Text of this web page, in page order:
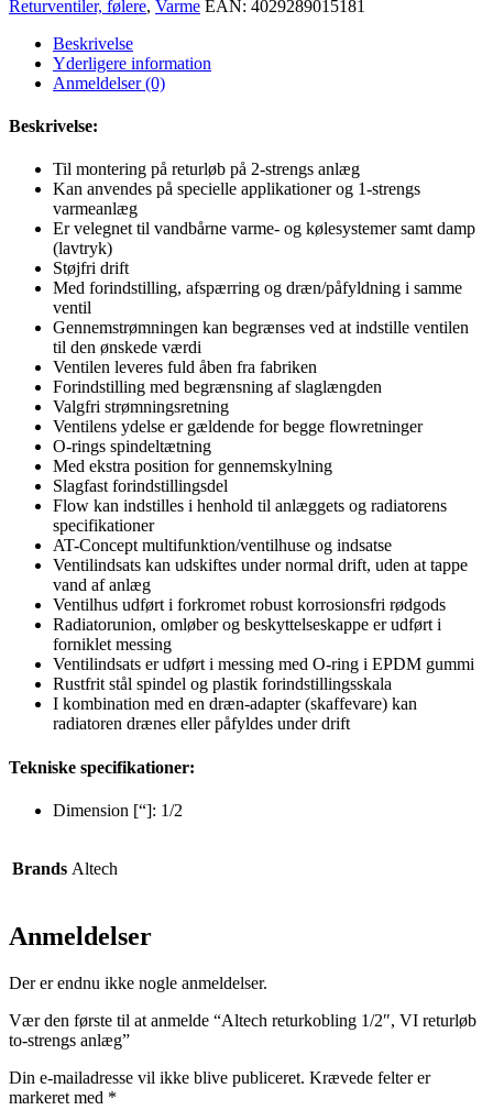
Returventiler, følere, Varme EAN: 4029289015181
Beskrivelse
Yderligere information
Anmeldelser (0)
Beskrivelse:
Til montering på returløb på 2-strengs anlæg
Kan anvendes på specielle applikationer og 1-strengs
varmeanlæg
Er velegnet til vandbårne varme- og kølesystemer samt damp
(lavtryk)
Støjfri drift
Med forindstilling, afspærring og dræn/påfyldning i samme
ventil
Gennemstrømningen kan begrænses ved at indstille ventilen
til den ønskede værdi
Ventilen leveres fuld åben fra fabriken
Forindstilling med begrænsning af slaglængden
Valgfri strømningsretning
Ventilens ydelse er gældende for begge flowretninger
O-rings spindeltætning
Med ekstra position for gennemskylning
Slagfast forindstillingsdel
Flow kan indstilles i henhold til anlæggets og radiatorens
specifikationer
AT-Concept multifunktion/ventilhuse og indsatse
Ventilindsats kan udskiftes under normal drift, uden at tappe
vand af anlæg
Ventilhus udført i forkromet robust korrosionsfri rødgods
Radiatorunion, omløber og beskyttelseskappe er udført i
forniklet messing
Ventilindsats er udført i messing med O-ring i EPDM gummi
Rustfrit stål spindel og plastik forindstillingsskala
I kombination med en dræn-adapter (skaffevare) kan
radiatoren drænes eller påfyldes under drift
Tekniske specifikationer:
Dimension [“]: 1/2
Brands Altech
Anmeldelser
Der er endnu ikke nogle anmeldelser.
Vær den første til at anmelde “Altech returkobling 1/2″, VI returløb
to-strengs anlæg”
Din e-mailadresse vil ikke blive publiceret. Krævede felter er
markeret med *